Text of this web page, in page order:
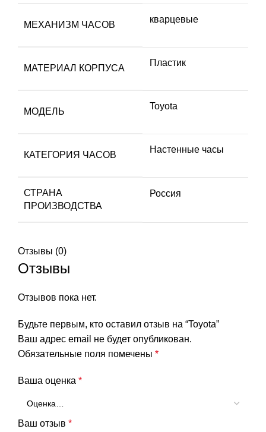
МЕХАНИЗМ ЧАСОВ
кварцевые
МАТЕРИАЛ КОРПУСА
Пластик
МОДЕЛЬ
Toyota
КАТЕГОРИЯ ЧАСОВ
Настенные часы
СТРАНА
ПРОИЗВОДСТВА
Россия
Отзывы (0)
Отзывы
Отзывов пока нет.
Будьте первым, кто оставил отзыв на “Toyota”
Ваш адрес email не будет опубликован.
Обязательные поля помечены *
Ваша оценка *
Ваш отзыв *